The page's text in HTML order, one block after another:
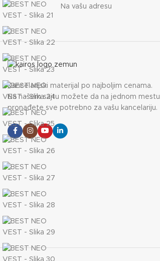
Na vašu adresu
Kancelarijski materijal po najboljim cenama.
Na našem sajtu možete da na jednom mestu
pronađete sve potrebno za vašu kancelariju.